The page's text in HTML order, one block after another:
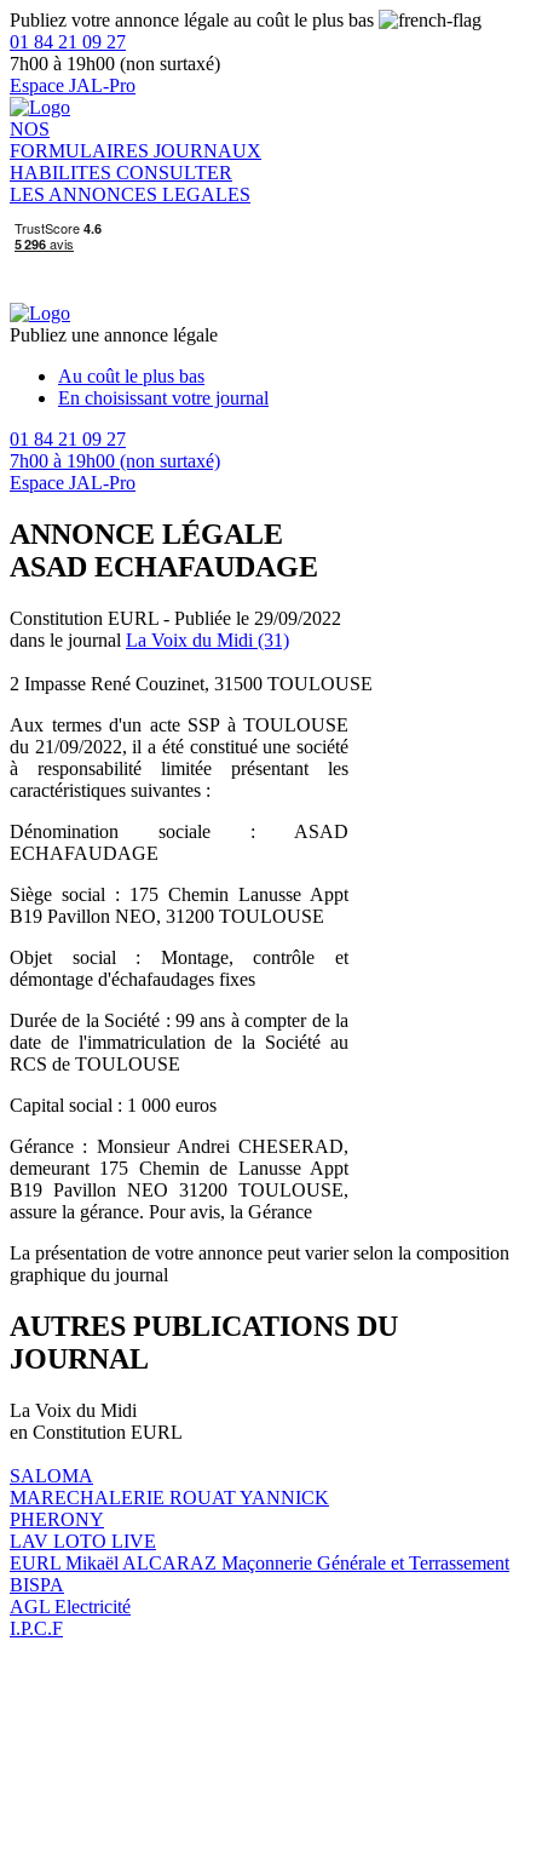
Publiez votre annonce légale au coût le plus bas
01 84 21 09 27
7h00 à 19h00 (non surtaxé)
Espace JAL-Pro
NOS
FORMULAIRES JOURNAUX
HABILITES CONSULTER
LES ANNONCES LEGALES
Publiez une annonce légale
Au coût le plus bas
En choisissant votre journal
01 84 21 09 27
7h00 à 19h00 (non surtaxé)
Espace JAL-Pro
ANNONCE LÉGALE
ASAD ECHAFAUDAGE
Constitution EURL - Publiée le 29/09/2022
dans le journal La Voix du Midi (31)
2 Impasse René Couzinet, 31500 TOULOUSE
Aux termes d'un acte SSP à TOULOUSE
du 21/09/2022, il a été constitué une société
à responsabilité limitée présentant les
caractéristiques suivantes :
Dénomination sociale : ASAD
ECHAFAUDAGE
Siège social : 175 Chemin Lanusse Appt
B19 Pavillon NEO, 31200 TOULOUSE
Objet social : Montage, contrôle et
démontage d'échafaudages fixes
Durée de la Société : 99 ans à compter de la
date de l'immatriculation de la Société au
RCS de TOULOUSE
Capital social : 1 000 euros
Gérance : Monsieur Andrei CHESERAD,
demeurant 175 Chemin de Lanusse Appt
B19 Pavillon NEO 31200 TOULOUSE,
assure la gérance. Pour avis, la Gérance
La présentation de votre annonce peut varier selon la composition
graphique du journal
AUTRES PUBLICATIONS DU
JOURNAL
La Voix du Midi
en Constitution EURL
SALOMA
MARECHALERIE ROUAT YANNICK
PHERONY
LAV LOTO LIVE
EURL Mikaël ALCARAZ Maçonnerie Générale et Terrassement
BISPA
AGL Electricité
I.P.C.F